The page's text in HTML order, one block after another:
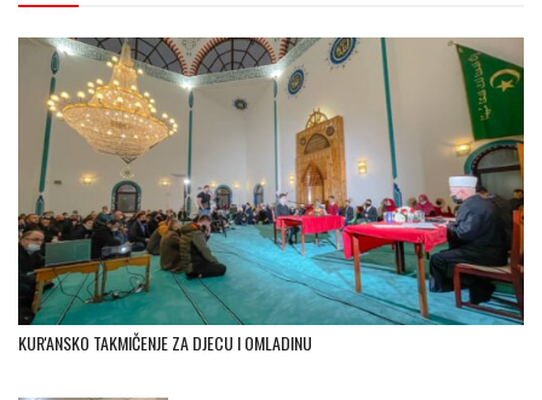
KUR'ANSKO TAKMIČENJE ZA DJECU I OMLADINU